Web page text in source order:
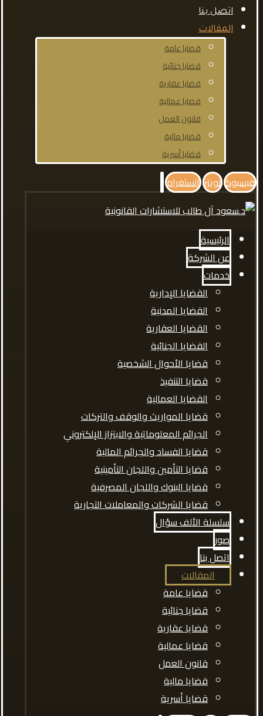
اتصل بنا
المقالات
قضايا عامة
قضايا جنائية
قضايا عقارية
قضايا عمالية
قانون العمل
قضايا مالية
قضايا أسرية
فيسبوك تويتر انستغرام
الرئيسية
عن الشركة
خدمات
القضايا الإدارية
القضايا المدنية
القضايا العقارية
القضايا الجنائية
قضايا الأحوال الشخصية
قضايا التنفيذ
القضايا العمالية
قضايا المواريث والوقف والتركات
الجرائم المعلوماتية والابتزاز الإلكتروني
قضايا الفساد والجرائم المالية
قضايا التأمين واللجان التأمينية
قضايا البنوك واللجان المصرفية
قضايا الشركات والمعاملات التجارية
سلسلة الألف سؤال
صور
اتصل بنا
المقالات
قضايا عامة
قضايا جنائية
قضايا عقارية
قضايا عمالية
قانون العمل
قضايا مالية
قضايا أسرية